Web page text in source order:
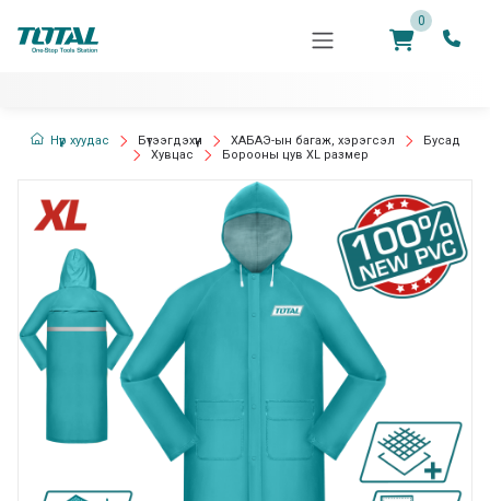
0
Нүүр хуудас Бүтээгдэхүүн ХАБАЭ-ын багаж, хэрэгсэл
Бусад
Хувцас
Борооны цув XL размер